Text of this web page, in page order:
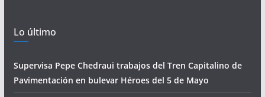
Lo último
Supervisa Pepe Chedraui trabajos del Tren Capitalino de
Pavimentación en bulevar Héroes del 5 de Mayo